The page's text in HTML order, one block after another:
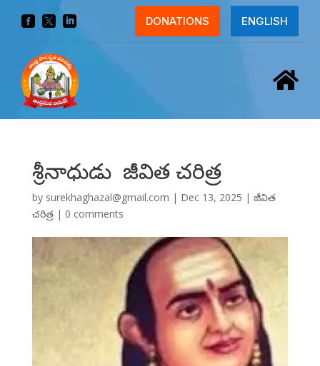
   DONATIONS ENGLISH

శ్రీనాధుడు జీవిత చరిత్ర
by surekhaghazal@gmail.com | Dec 13, 2025 | జీవిత
చరిత్ర| 0 comments